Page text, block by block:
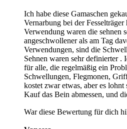
Ich habe diese Gamaschen
Vernarbung bei der Fesselträger
Verwendung waren die sehnen
angeschwollener als am Tag
Verwendungen, sind die
Sehnen waren sehr definierter .
für alle, die regelmäßig ein
Schwellungen, Flegmonen,
kostet zwar etwas, aber es
Kauf das Bein abmessen, und
War diese Bewertung für dich